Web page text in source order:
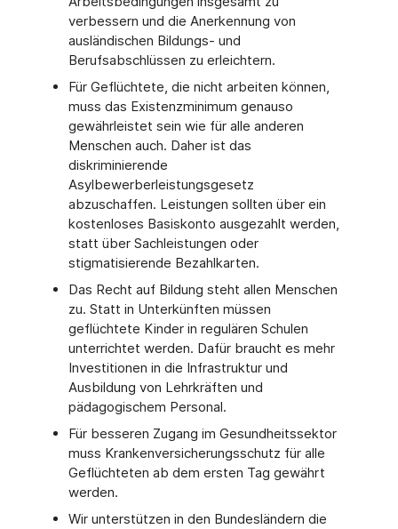
verbessern und die Anerkennung von
ausländischen Bildungs- und
Berufsabschlüssen zu erleichtern.
Für Geflüchtete, die nicht arbeiten können,
muss das Existenzminimum genauso
gewährleistet sein wie für alle anderen
Menschen auch. Daher ist das
diskriminierende
Asylbewerberleistungsgesetz
abzuschaffen. Leistungen sollten über ein
kostenloses Basiskonto ausgezahlt werden,
statt über Sachleistungen oder
stigmatisierende Bezahlkarten.
Das Recht auf Bildung steht allen Menschen
zu. Statt in Unterkünften müssen
geflüchtete Kinder in regulären Schulen
unterrichtet werden. Dafür braucht es mehr
Investitionen in die Infrastruktur und
Ausbildung von Lehrkräften und
pädagogischem Personal.
Für besseren Zugang im Gesundheitssektor
muss Krankenversicherungsschutz für alle
Geflüchteten ab dem ersten Tag gewährt
werden.
Wir unterstützen in den Bundesländern die